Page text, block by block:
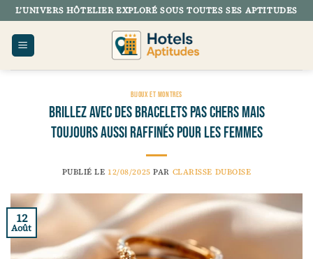
Passer
au
contenu
L’UNIVERS HÔTELIER EXPLORÉ SOUS TOUTES SES APTITUDES
BIJOUX ET MONTRES
Brillez avec des bracelets pas chers mais
toujours aussi raffinés pour les femmes
PUBLIÉ LE 12/08/2025 PAR CLARISSE DUBOISE
12
Août